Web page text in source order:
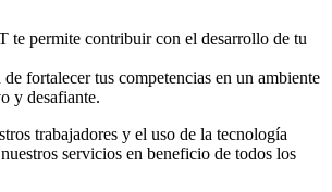
te permite contribuir con el desarrollo de tu
fortalecer tus competencias en un ambiente
y desafiante.
trabajadores y el uso de la tecnología
servicios en beneficio de todos los